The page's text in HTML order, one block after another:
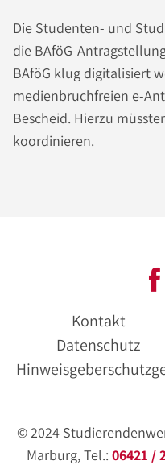
Die Studenten- und
die BAföG-
BAföG klug digitalisiert
medienbruchfreien e-
Bescheid. Hierzu
koordinieren.
Kontakt
Datenschutz
© 2024
Marburg, Tel.: 06421 /